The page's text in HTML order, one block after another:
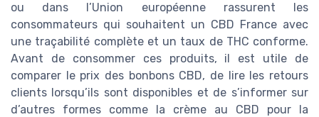
ou dans l’Union européenne rassurent les
consommateurs qui souhaitent un CBD France avec
une traçabilité complète et un taux de THC conforme.
Avant de consommer ces produits, il est utile de
comparer le prix des bonbons CBD, de lire les retours
clients lorsqu’ils sont disponibles et de s’informer sur
d’autres formes comme la crème au CBD pour la